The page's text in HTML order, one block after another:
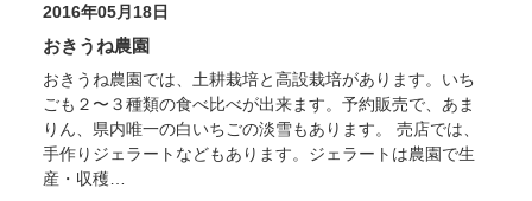
2016年05月18日
おきうね農園
おきうね農園では、土耕栽培と高設栽培があります。いち
ごも２〜３種類の食べ比べが出来ます。予約販売で、あま
りん、県内唯一の白いちごの淡雪もあります。 売店では、
手作りジェラートなどもあります。ジェラートは農園で生
産・収穫…